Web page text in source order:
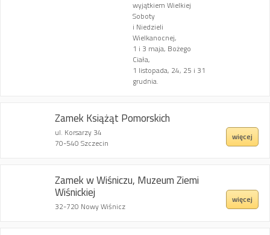
wyjątkiem Wielkiej
Soboty
i Niedzieli
Wielkanocnej,
1 i 3 maja, Bożego
Ciała,
1 listopada, 24, 25 i 31
grudnia.
Zamek Książąt Pomorskich
ul. Korsarzy 34
70-540 Szczecin
więcej
Zamek w Wiśniczu, Muzeum Ziemi
Wiśnickiej
32-720 Nowy Wiśnicz
więcej